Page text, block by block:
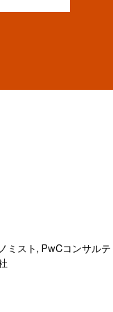
ミスト, PwCコンサルテ